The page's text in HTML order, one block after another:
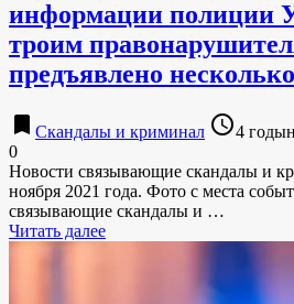
информации полиции
троим
предъявлено
bookmark Скандалы и криминал access_time4
0
Новости связывающие скандалы и
ноября 2021 года. Фото с места
связывающие скандалы и …
Читать далее